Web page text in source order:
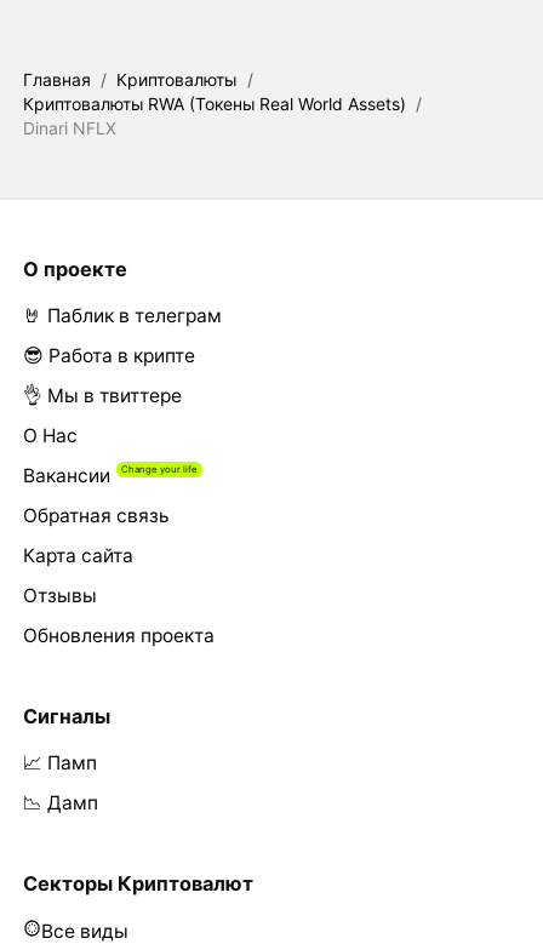
Главная / Криптовалюты /
Криптовалюты RWA (Токены Real World Assets) /
Dinari NFLX
О проекте
🤘 Паблик в телеграм
😎 Работа в крипте
👌 Мы в твиттере
О Нас
Вакансии
Обратная связь
Карта сайта
Отзывы
Обновления проекта
Сигналы
📈 Памп
📉 Дамп
Секторы Криптовалют
Все виды